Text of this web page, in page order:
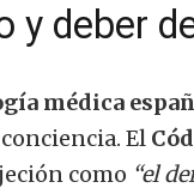
y deber
médica
El
como “el